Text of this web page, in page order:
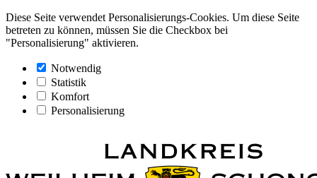
Diese Seite verwendet Personalisierungs-Cookies. Um diese Seite
betreten zu können, müssen Sie die Checkbox bei
"Personalisierung" aktivieren.
Notwendig
Statistik
Komfort
Personalisierung